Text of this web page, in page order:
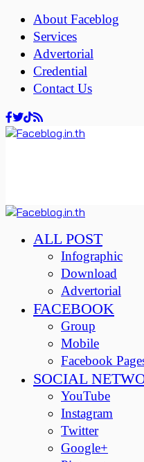
About Faceblog
Services
Advertorial
Credential
Contact Us
ALL POST
Infographic
Download
Advertorial
FACEBOOK
Group
Mobile
Facebook
SOCIAL
YouTube
Instagram
Twitter
Google+